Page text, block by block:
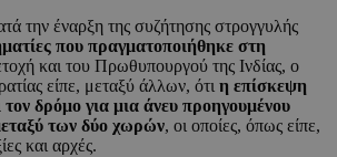
την έναρξη της συζήτησης στρογγυλής
που πραγματοποιήθηκε στη
και του Πρωθυπουργού της Ινδίας, ο
είπε, μεταξύ άλλων, ότι η επίσκεψη
τον δρόμο για μια άνευ προηγουμένου
των δύο χωρών, οι οποίες, όπως είπε,
και αρχές.